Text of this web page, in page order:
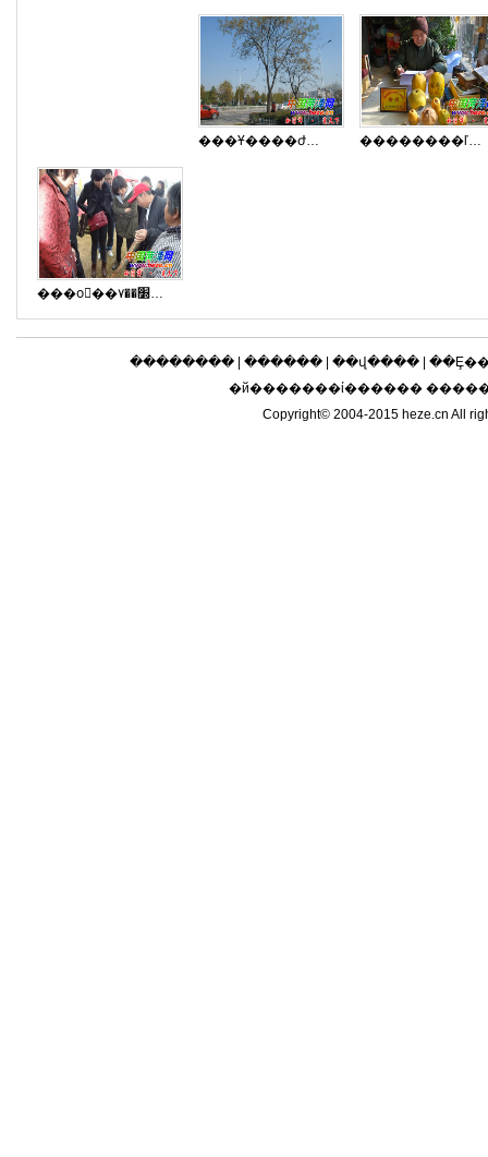
���Ұ����ժ���̻������˲��� ��������ľ����
���оٰ��׽��۷��Ļ���
�������� ������ ��վ����
�й�������ί������
Copyright© 2004-2015 heze.cn